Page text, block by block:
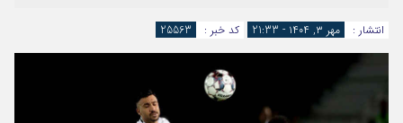
انتشار : مهر ۳, ۱۴۰۴ - 21:33 کد خبر : 25563